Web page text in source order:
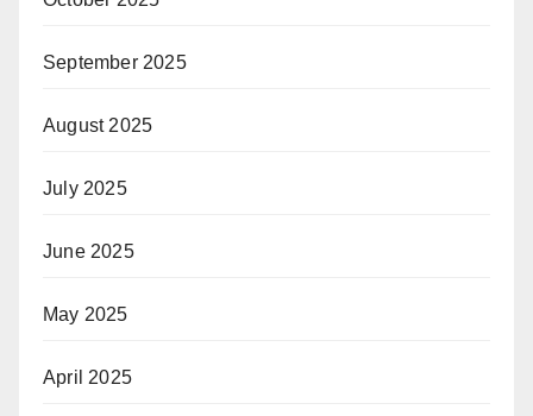
September 2025
August 2025
July 2025
June 2025
May 2025
April 2025